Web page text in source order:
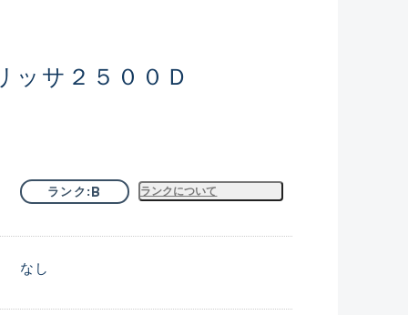
ッサ２５００Ｄ
ランク B ランクについて
なし